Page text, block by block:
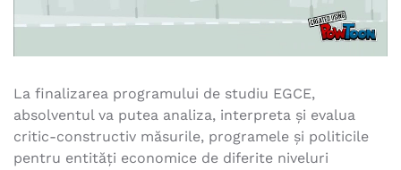
La finalizarea programului de studiu EGCE,
absolventul va putea analiza, interpreta şi evalua
critic-constructiv măsurile, programele şi politicile
pentru entităţi economice de diferite niveluri